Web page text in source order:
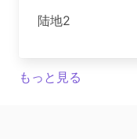
陆地2
もっと見る